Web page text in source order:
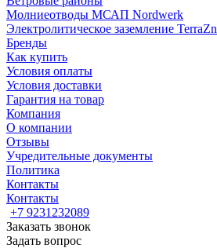
Молниеотводы МСАП Nordwerk
Электролитическое заземление TerraZn
Бренды
Как купить
Условия оплаты
Условия доставки
Гарантия на товар
Компания
О компании
Отзывы
Учредительные документы
Политика
Контакты
Контакты
+7 9231232089
Заказать звонок
Задать вопрос